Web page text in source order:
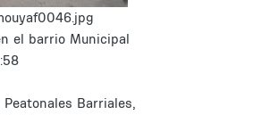
el barrio Municipal
Barriales,